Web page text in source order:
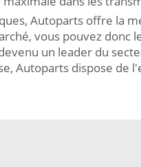
Autoparts offre la
vous pouvez
un leader du
Autoparts dispose de